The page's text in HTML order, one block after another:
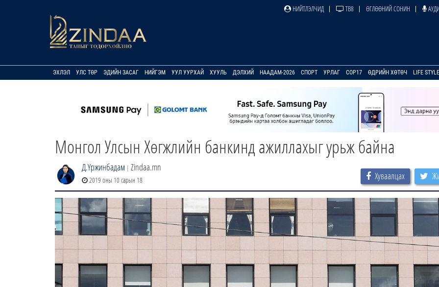
НИЙТЛЭЛЧИД ТВ8 ӨГЛӨӨНИЙ СОНИН
ЭХЛЭЛ УЛС ТӨР ЭДИЙН ЗАСАГ НИЙГЭМ УУЛ УУРХАЙ ХУУЛЬ ДЭЛХИЙ НААДАМ-2026 СПОРТ УРЛАГ COP17 ӨДРИЙН ХӨТӨЧ LIFE STYLE
Монгол Улсын Хөгжлийн банкинд ажиллахыг урьж байна
Д.Үржинбадам | Zindaa.mn
2019 оны 10 сарын 18 Хуваалцах